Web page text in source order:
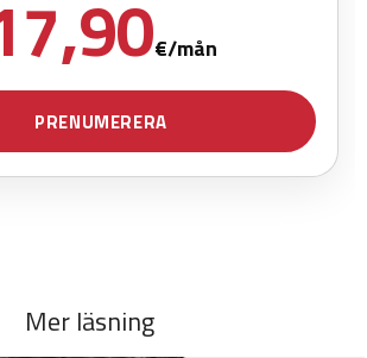
Mer läsning